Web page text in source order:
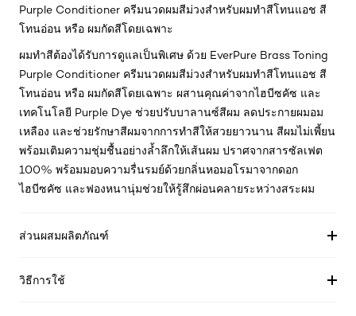
Purple Conditioner ครีมนวดผมสีม่วงสำหรับผมทำสีโทนแอช สี
โทนอ่อน หรือ ผมกัดสีโดยเฉพาะ
ผมทำสีต้องได้รับการดูแลเป็นพิเศษ ด้วย EverPure Brass Toning
Purple Conditioner ครีมนวดผมสีม่วงสำหรับผมทำสีโทนแอช สี
โทนอ่อน หรือ ผมกัดสีโดยเฉพาะ ผสานคุณค่าจากไฮบีซคัซ และ
เทคโนโลยี Purple Dye ช่วยปรับบาลานซ์สีผม ลดประกายผมอม
เหลือง และช่วยรักษาสีผมจากการทำสีให้สวยยาวนาน สีผมไม่เพี้ยน
พร้อมเติมความชุ่มชื้นอย่างล้ำลึกให้เส้นผม ปราศจากสารซัลเฟต
100% พร้อมมอบความรื่นรมย์ด้วยกลิ่นหอมอโรมาจากดอก
ไฮบีซคัซ และฟองหนานุ่มช่วยให้รู้สึกผ่อนคลายระหว่างสระผม
ส่วนผสมผลิตภัณฑ์
วิธีการใช้